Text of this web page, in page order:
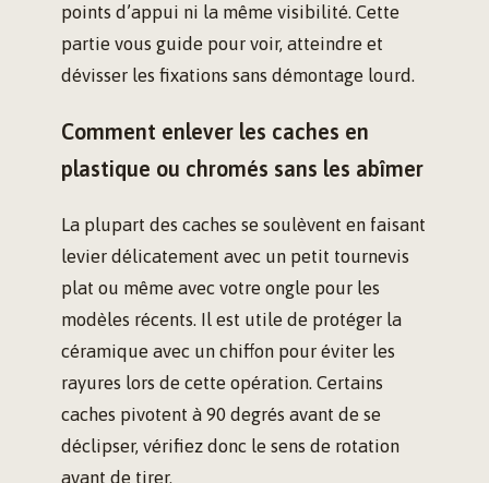
points d’appui ni la même visibilité. Cette
partie vous guide pour voir, atteindre et
dévisser les fixations sans démontage lourd.
Comment enlever les caches en
plastique ou chromés sans les abîmer
La plupart des caches se soulèvent en faisant
levier délicatement avec un petit tournevis
plat ou même avec votre ongle pour les
modèles récents. Il est utile de protéger la
céramique avec un chiffon pour éviter les
rayures lors de cette opération. Certains
caches pivotent à 90 degrés avant de se
déclipser, vérifiez donc le sens de rotation
avant de tirer.